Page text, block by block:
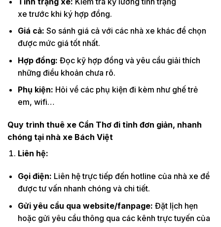
xe trước khi ký hợp đồng.
Giá cả: So sánh giá cả với các nhà xe khác để chọn
được mức giá tốt nhất.
Hợp đồng: Đọc kỹ hợp đồng và yêu cầu giải thích
những điều khoản chưa rõ.
Phụ kiện: Hỏi về các phụ kiện đi kèm như ghế trẻ
em, wifi…
Quy trình thuê xe Cần Thơ đi tỉnh đơn giản, nhanh
chóng tại nhà xe Bách Việt
Liên hệ:
Gọi điện: Liên hệ trực tiếp đến hotline của nhà xe để
được tư vấn nhanh chóng và chi tiết.
Gửi yêu cầu qua website/fanpage: Đặt lịch hẹn
hoặc gửi yêu cầu thông qua các kênh trực tuyến của